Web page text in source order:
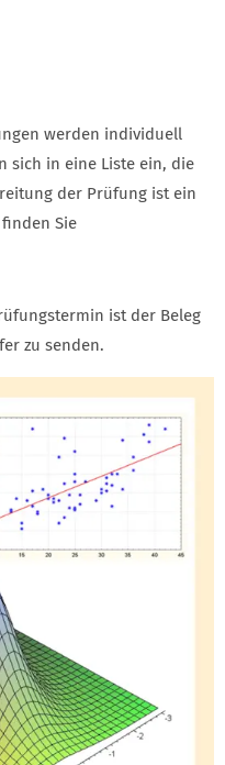
werden individuell
sich in eine Liste ein, die
der Prüfung ist ein
Sie
ist der Beleg
zu senden.